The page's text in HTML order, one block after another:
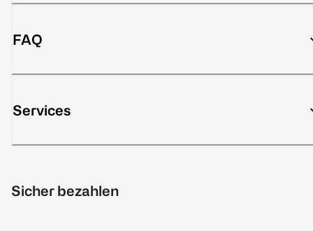
FAQ
Services
Sicher bezahlen